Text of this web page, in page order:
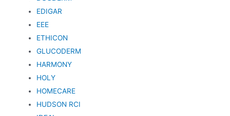
EDIGAR
EEE
ETHICON
GLUCODERM
HARMONY
HOLY
HOMECARE
HUDSON RCI